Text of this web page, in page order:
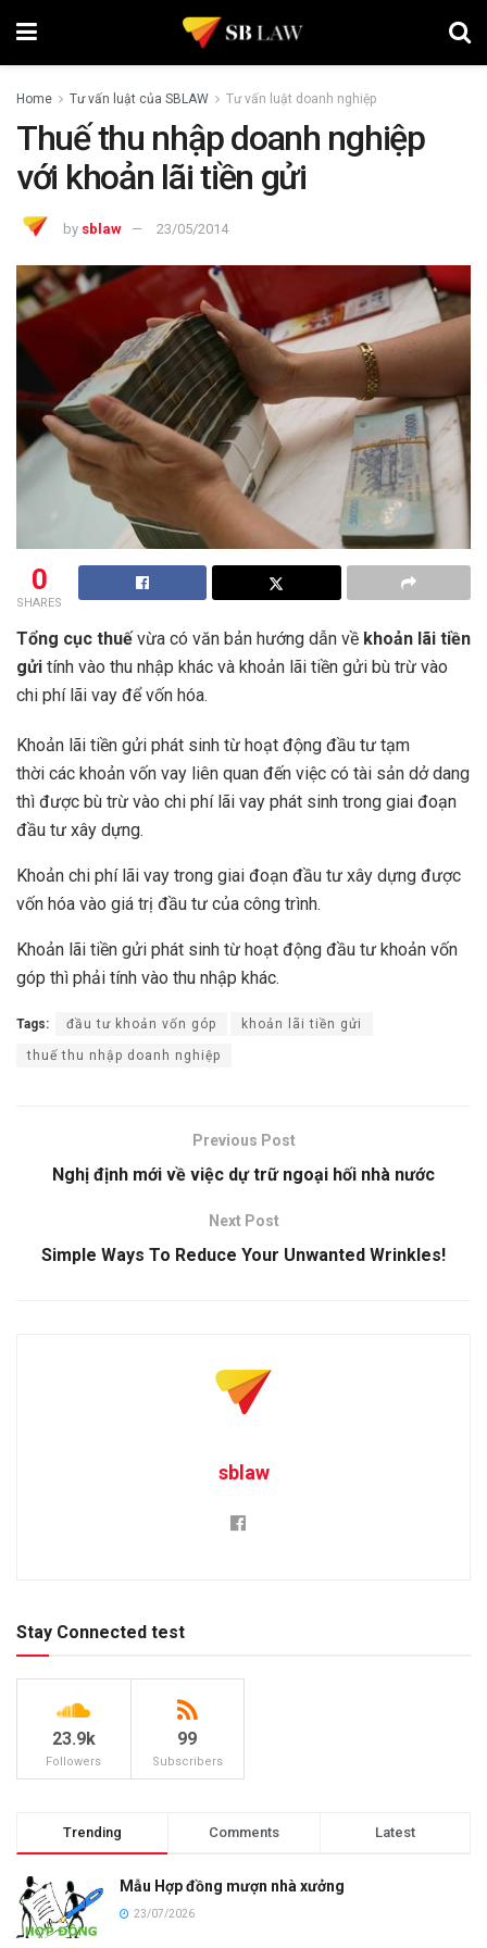
Home Tư vấn luật của SBLAW Tư vấn luật doanh nghiệp
Thuế thu nhập doanh nghiệp
với khoản lãi tiền gửi
by sblaw 23/05/2014
0
SHARES
Tổng cục thuếvừa có văn bản hướng dẫn về khoản lãi tiền
gửi tính vào thu nhập khác và khoản lãi tiền gửi bù trừ vào
chi phí lãi vay để vốn hóa.
Khoản lãi tiền gửi phát sinh từ hoạt động đầu tư tạm
thời các khoản vốn vay liên quan đến việc có tài sản dở dang
thì được bù trừ vào chi phí lãi vay phát sinh trong giai đoạn
đầu tư xây dựng.
Khoản chi phí lãi vay trong giai đoạn đầu tư xây dựng được
vốn hóa vào giá trị đầu tư của công trình.
Khoản lãi tiền gửi phát sinh từ hoạt động đầu tư khoản vốn
góp thì phải tính vào thu nhập khác.
Tags: đầu tư khoản vốn góp khoản lãi tiền gửi
thuế thu nhập doanh nghiệp
Previous Post
Nghị định mới về việc dự trữ ngoại hối nhà nước
Next Post
Simple Ways To Reduce Your Unwanted Wrinkles!
sblaw
Stay Connected test
23.9k
Followers
99
Subscribers
Trending Comments Latest
Mẫu Hợp đồng mượn nhà xưởng
23/07/2026